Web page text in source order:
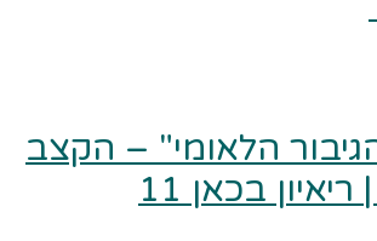
הלאומי" – הקצב
בכאן 11